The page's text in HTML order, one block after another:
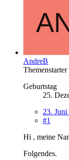
AndreB
Themenstarter
Geburtstag
25.
23.
#1
Hi , meine
Folgendes.